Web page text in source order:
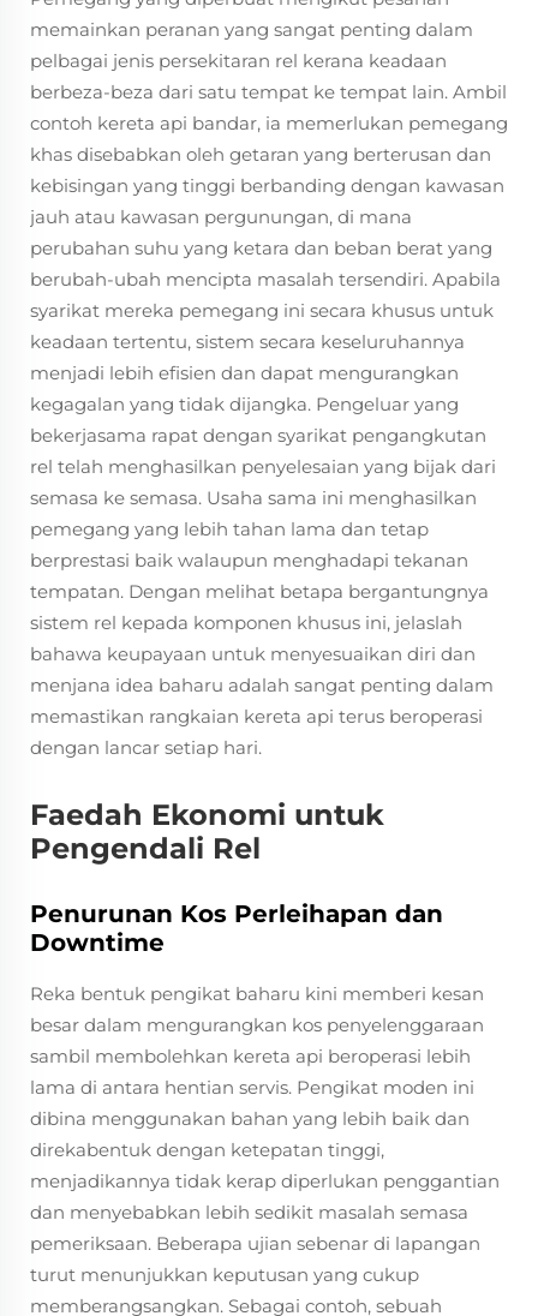
memainkan peranan yang sangat penting dalam
pelbagai jenis persekitaran rel kerana keadaan
berbeza-beza dari satu tempat ke tempat lain. Ambil
contoh kereta api bandar, ia memerlukan pemegang
khas disebabkan oleh getaran yang berterusan dan
kebisingan yang tinggi berbanding dengan kawasan
jauh atau kawasan pergunungan, di mana
perubahan suhu yang ketara dan beban berat yang
berubah-ubah mencipta masalah tersendiri. Apabila
syarikat mereka pemegang ini secara khusus untuk
keadaan tertentu, sistem secara keseluruhannya
menjadi lebih efisien dan dapat mengurangkan
kegagalan yang tidak dijangka. Pengeluar yang
bekerjasama rapat dengan syarikat pengangkutan
rel telah menghasilkan penyelesaian yang bijak dari
semasa ke semasa. Usaha sama ini menghasilkan
pemegang yang lebih tahan lama dan tetap
berprestasi baik walaupun menghadapi tekanan
tempatan. Dengan melihat betapa bergantungnya
sistem rel kepada komponen khusus ini, jelaslah
bahawa keupayaan untuk menyesuaikan diri dan
menjana idea baharu adalah sangat penting dalam
memastikan rangkaian kereta api terus beroperasi
dengan lancar setiap hari.
Faedah Ekonomi untuk
Pengendali Rel
Penurunan Kos Perleihapan dan
Downtime
Reka bentuk pengikat baharu kini memberi kesan
besar dalam mengurangkan kos penyelenggaraan
sambil membolehkan kereta api beroperasi lebih
lama di antara hentian servis. Pengikat moden ini
dibina menggunakan bahan yang lebih baik dan
direkabentuk dengan ketepatan tinggi,
menjadikannya tidak kerap diperlukan penggantian
dan menyebabkan lebih sedikit masalah semasa
pemeriksaan. Beberapa ujian sebenar di lapangan
turut menunjukkan keputusan yang cukup
memberangsangkan. Sebagai contoh, sebuah